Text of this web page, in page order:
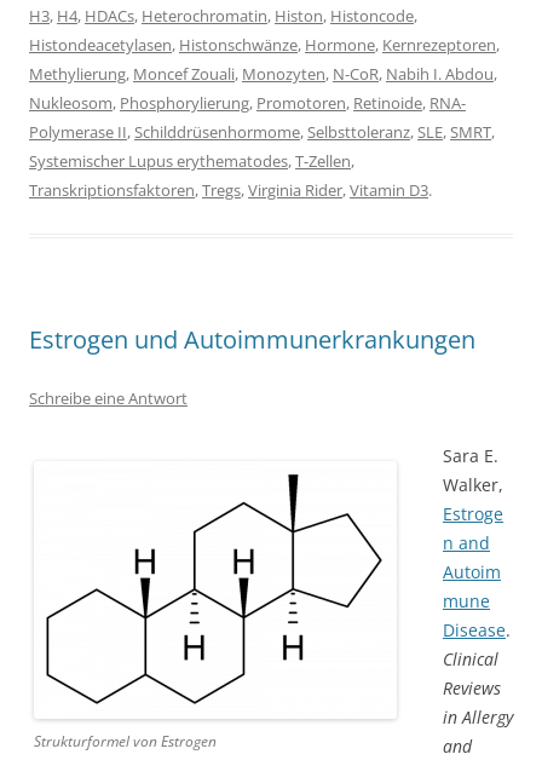
H3, H4, HDACs, Heterochromatin, Histon, Histoncode,
Histondeacetylasen, Histonschwänze, Hormone, Kernrezeptoren,
Methylierung, Moncef Zouali, Monozyten, N-CoR, Nabih I. Abdou,
Nukleosom, Phosphorylierung, Promotoren, Retinoide, RNA-
Polymerase II,Schilddrüsenhormome,Selbsttoleranz,SLE,SMRT,
Systemischer Lupus erythematodes,T-Zellen,
Transkriptionsfaktoren,Tregs,Virginia Rider,Vitamin D3.
Estrogen und Autoimmunerkrankungen
Schreibe eine Antwort
Strukturformel von Estrogen
Sara E.
Walker,
Estroge
n and
Autoim
mune
Disease.
Clinical
Reviews
in Allergy
and